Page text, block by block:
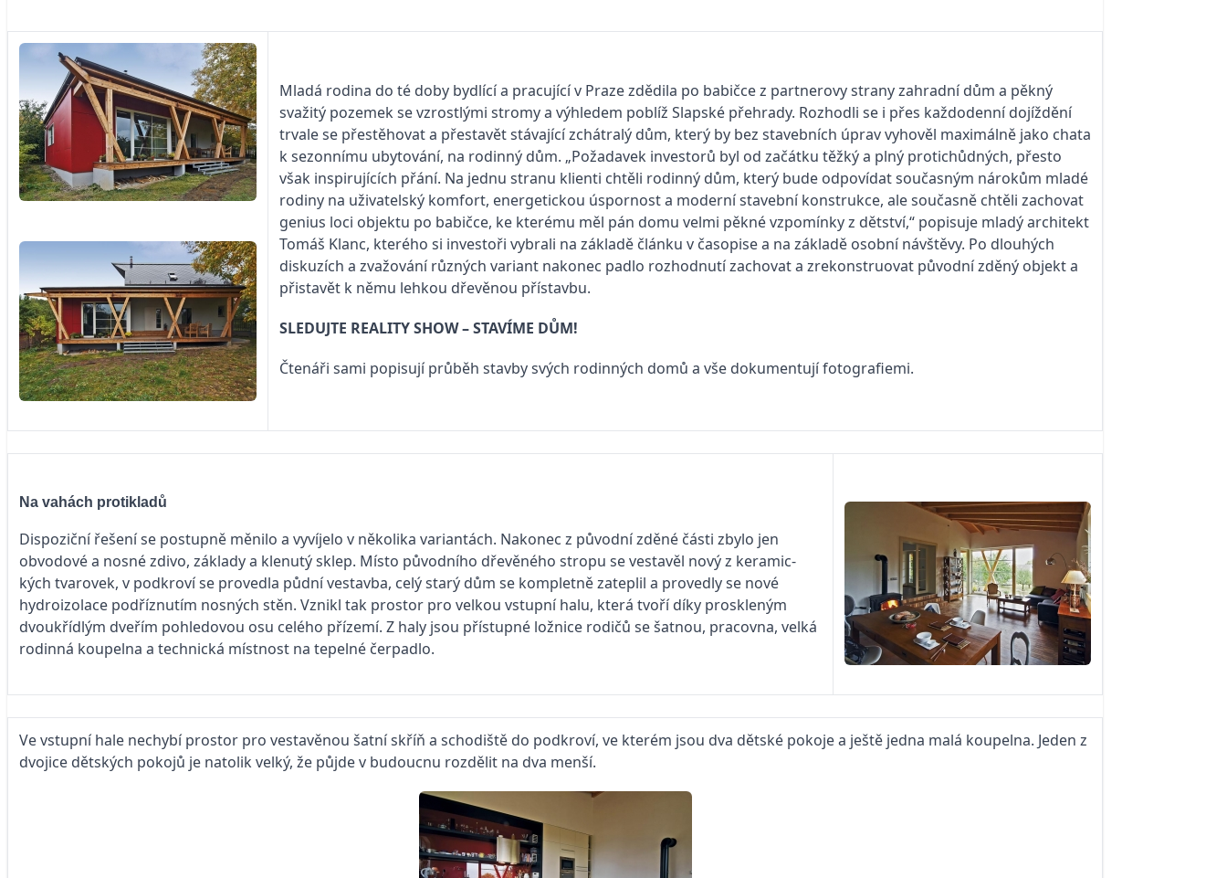
Mladá rodina do té doby bydlící a pracující v Praze zdědila po babičce z partnerovy strany zahradní dům a pěkný
svažitý pozemek se vzrostlými stromy a výhledem poblíž Slapské přehrady. Rozhodli se i přes každodenní dojíždění
trvale se přestěhovat a přestavět stávající zchátralý dům, který by bez stavebních úprav vyhověl maximálně jako chata
k sezonnímu ubytování, na rodinný dům. „Požadavek investorů byl od začátku těžký a plný protichůdných, přesto
však inspirujících přání. Na jednu stranu klienti chtěli rodinný dům, který bude odpovídat současným nárokům mladé
rodiny na uživatelský komfort, energetickou úspornost a moderní stavební konstrukce, ale současně chtěli zachovat
genius loci objektu po babičce, ke kterému měl pán domu velmi pěkné vzpomínky z dětství,“ popisuje mladý architekt
Tomáš Klanc, kterého si investoři vybrali na základě článku v časopise a na základě osobní návštěvy. Po dlouhých
diskuzích a zvažování různých variant nakonec padlo rozhodnutí zachovat a zrekonstruovat původní zděný objekt a
přistavět k němu lehkou dřevěnou přístavbu.
SLEDUJTE REALITY SHOW – STAVÍME DŮM!
Čtenáři sami popisují průběh stavby svých rodinných domů a vše dokumentují fotografiemi.
Na vahách protikladů
Dispoziční řešení se postupně měnilo a vyvíjelo v několika variantách. Nakonec z původní zděné části zbylo jen
obvodové a nosné zdivo, základy a klenutý sklep. Místo původního dřevěného stropu se vestavěl nový z keramic-
kých tvarovek, v podkroví se provedla půdní vestavba, celý starý dům se kompletně zateplil a provedly se nové
hydroizolace podříznutím nosných stěn. Vznikl tak prostor pro velkou vstupní halu, která tvoří díky proskleným
dvoukřídlým dveřím pohledovou osu celého přízemí. Z haly jsou přístupné ložnice rodičů se šatnou, pracovna, velká
rodinná koupelna a technická místnost na tepelné čerpadlo.
Ve vstupní hale nechybí prostor pro vestavěnou šatní skříň a schodiště do podkroví, ve kterém jsou dva dětské pokoje a ještě jedna malá koupelna. Jeden z
dvojice dětských pokojů je natolik velký, že půjde v budoucnu rozdělit na dva menší.